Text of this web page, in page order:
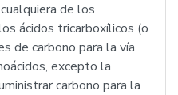
de los
ácidos tricarboxílicos (o
de carbono para la vía
excepto la
carbono para la